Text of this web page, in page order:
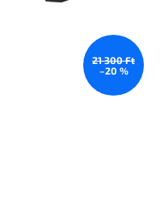
21 300 Ft
–20 %